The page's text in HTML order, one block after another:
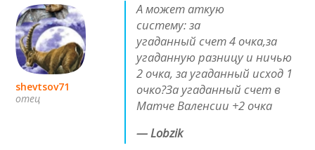
shevtsov71
отец
— Lobzik
А может аткую
систему: за
угаданный счет 4 очка,за
угаданную разницу и ничью
2 очка, за угаданный исход 1
очко?За угаданный счет в
Матче Валенсии +2 очка